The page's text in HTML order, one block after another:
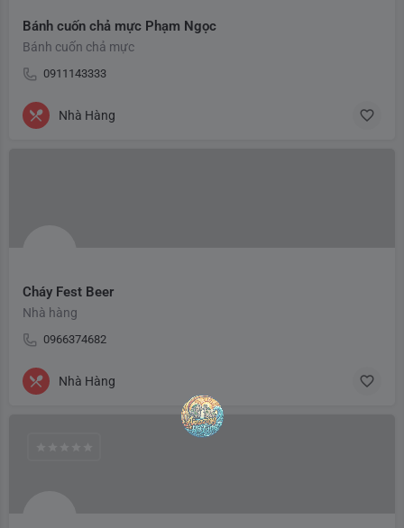
Bánh cuốn chả mực Phạm Ngọc
Bánh cuốn chả mực
0911143333
Nhà Hàng
Cháy Fest Beer
Nhà hàng
0966374682
Nhà Hàng